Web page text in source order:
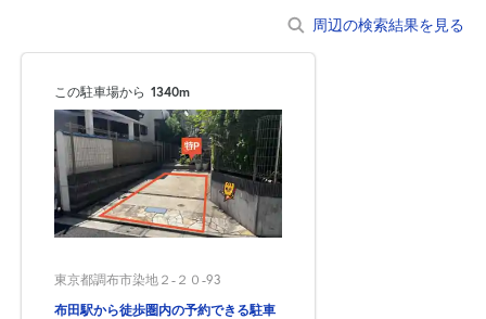
周辺の検索結果を見る
この駐車場から 1340m
東京都調布市染地２-２０-93
布田駅から徒歩圏内の予約できる駐車
で自宅の空き駐車場
貸出
売上GET！ 費用ゼロ